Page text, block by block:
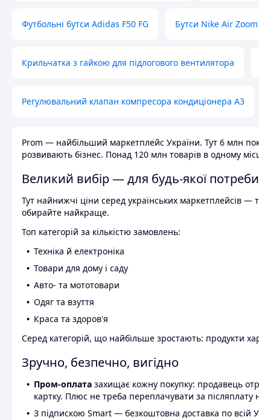
Футбольні бутси Adidas F50 FG Бутси Nike Air
Крильчатка з гайкою для підлогового вентилятора
Регулювальний клапан компресора кондиціонера А3
Prom — найбільший маркетплейс України. Тут 6 млн
розвивають бізнес. Понад 120 млн товарів в одному
Великий вибір — для будь-якої потреби
Тут найнижчі ціни серед українських маркетплейсів —
обирайте найкраще.
Топ категорій за кількістю замовлень:
Техніка й електроніка
Товари для дому і саду
Авто- та мототовари
Одяг та взуття
Краса та здоров'я
Серед категорій, що найбільше зростають: продукти
Зручно, безпечно, вигідно
Пром-оплата захищає кожну покупку: продавець
картку. Плюс не треба переплачувати за післяплату
З підпискою Smart — безкоштовна доставка по всій